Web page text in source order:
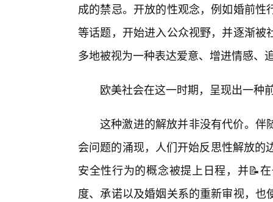
成的禁忌。开放的性观念，例如婚前
等话题，开始进入公众视野，并逐渐
多地被视为一种表达爱意、增进情感、
欧美社会在这一时期，呈现出一种
这种激进的解放并非没有代价。伴
会问题的涌现，人们开始反思性解放
安全性行为的概念被提上日程，并📝
度、承诺以及婚姻关系的重新审视，